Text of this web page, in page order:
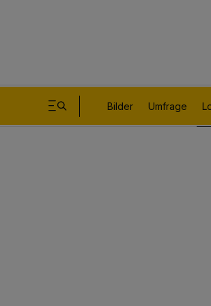
Bilder Umfrage